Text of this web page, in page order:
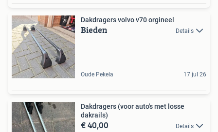
Dakdragers volvo v70 orgineel
Bieden Details
Oude Pekela 17 jul 26
Dakdragers (voor auto's met losse
dakrails)
€ 40,00 Details